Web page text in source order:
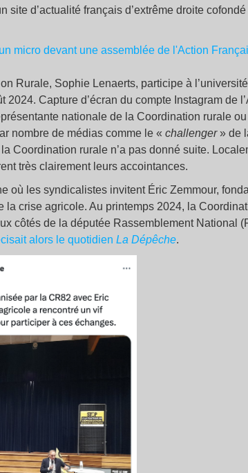
site d’actualité français d’extrême droite
Rurale, Sophie Lenaerts, participe à
2024. Capture d’écran du compte Instagram de
nationale de la Coordination rurale
nombre de médias comme le « challenger» de
Coordination rurale n’a pas donné suite.
très clairement leurs accointances.
où les syndicalistes invitent Éric Zemmour,
la crise agricole. Au printemps 2024, la
côtés de la députée Rassemblement National
alors le quotidien La Dépêche.